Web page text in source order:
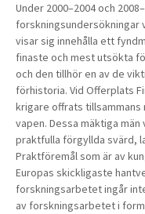
Under 2000–2004 och
forskningsundersökningar
visar sig innehålla ett
finaste och mest utsökta
och den tillhör en av de
förhistoria. Vid Offerplats
krigare offrats
vapen. Dessa mäktiga
praktfulla förgyllda svärd,
Praktföremål som är av
Europas skickligaste
forskningsarbetet ingår
av forskningsarbetet i